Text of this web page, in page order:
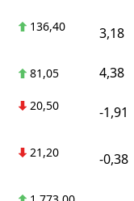
136,40 3,18
81,05 4,38
20,50 -1,91
21,20 -0,38